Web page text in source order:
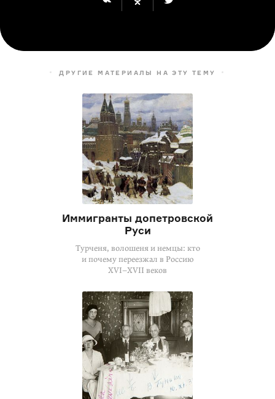
ДРУГИЕ МАТЕРИАЛЫ НА ЭТУ ТЕМУ
Иммигранты допетровской
Руси
Турченя, волошеня и немцы: кто
и почему переезжал в Россию
XVI–XVII веков